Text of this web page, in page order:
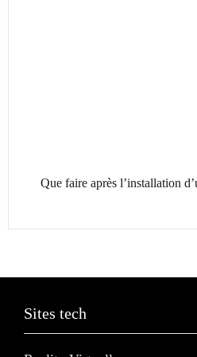
Que faire après l’installation
Sites tech